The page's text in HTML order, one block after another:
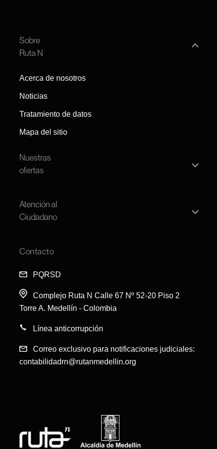
Sobre
Ruta N
Acerca de nosotros
Noticias
Tratamiento de datos
Mapa del sitio
Nuestras
ofertas
Convocatoria pública
Open House
Atención al
Ciudadano
PQRSD
Contacto
PQRSD
Complejo Ruta N Calle 67 Nº 52-20 Piso 2
Torre A. Medellín - Colombia
Línea anticorrupción
Correo exclusivo para notificaciones judiciales:
contabilidadrn@rutanmedellin.org